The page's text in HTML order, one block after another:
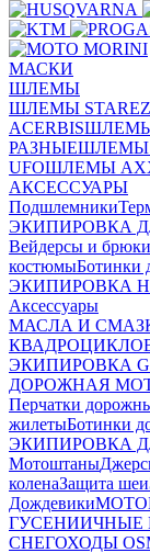
МАСКИ
ШЛЕМЫ
ШЛЕМЫ
ACERBISШЛЕМЫ
РАЗНЫЕШЛЕМЫ
UFOШЛЕМЫ
АКСЕССУАРЫ
Подшлемники
ЭКИПИРОВКА
Вейдерсы и брюки
костюмыБотинки
ЭКИПИРОВКА
Аксессуары
МАСЛА И
ЭКИПИРОВКА
ДОРОЖНАЯ
Перчатки
жилетыБотинки
ЭКИПИРОВКА
Мотоштаны
коленаЗащита шеи
Дождевики
ГУСЕНИИЧНЫЕ
СНЕГОХОДЫ